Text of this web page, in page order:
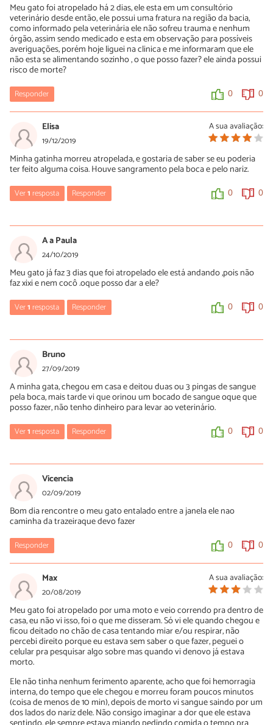
Meu gato foi atropelado há 2 dias, ele esta em um consultório
veterinário desde então, ele possui uma fratura na região da bacia,
como informado pela veterinária ele não sofreu trauma e nenhum
órgão, assim sendo medicado e esta em observação para possíveis
averiguações, porém hoje liguei na clinica e me informaram que ele
não esta se alimentando sozinho , o que posso fazer? ele ainda possui
risco de morte?
Responder 0 0
A sua avaliação:
Elisa
19/12/2019
Minha gatinha morreu atropelada, e gostaria de saber se eu poderia
ter feito alguma coisa. Houve sangramento pela boca e pelo nariz.
Ver1resposta Responder 0 0
13/02/2020
Como está sua gatinha ? Ela está bem ?
0
A a Paula
24/10/2019
Meu gato já faz 3 dias que foi atropelado ele está andando ,pois não
faz xixi e nem cocô .oque posso dar a ele?
Ver1resposta Responder 0 0
28/10/2019
Oi Paula! O seu gato foi visto por um médico veterinário? É
importante que ele seja acompanhado por um profissional para
garantir o estado. Além disso, a equipe do PeritoAnimal não
recomenda que você medique o seu pet sem supervisão
veterinária.
Desejamos rápidas melhoras!
Bruno
27/09/2019
A minha gata, chegou em casa e deitou duas ou 3 pingas de sangue
pela boca, mais tarde vi que orinou um bocado de sangue oque que
posso fazer, não tenho dinheiro para levar ao veterinário.
Ver1resposta Responder 0 0
27/09/2019
Oi Bruno! Sem ver a sua gata não conseguimos passar nenhum
diagnóstico, no entanto, ela precisa ser vista por um veterinário.
Uma boa dica é buscar ajuda de ONGs ou Associações que
possam prestar atendimento profissional sem custos.
A equipe do PeritoAnimal deseja rápidas melhoras!
0 1
Vicencia
02/09/2019
Bom dia rencontre o meu gato entalado entre a janela ele nao
caminha da trazeiraque devo fazer
Responder 0 0
A sua avaliação:
Max
20/08/2019
Meu gato foi atropelado por uma moto e veio correndo pra dentro de
casa, eu não vi isso, foi o que me disseram. Só vi ele quando chegou e
ficou deitado no chão de casa tentando miar e/ou respirar, não
percebi direito porque eu estava sem saber o que fazer, peguei o
celular pra pesquisar algo sobre mas quando vi denovo já estava
morto.
Ele não tinha nenhum ferimento aparente, acho que foi hemorragia
interna, do tempo que ele chegou e morreu foram poucos minutos
(coisa de menos de 10 min), depois de morto vi sangue saindo por um
dos lados do nariz dele. Não consigo imaginar a dor que ele estava